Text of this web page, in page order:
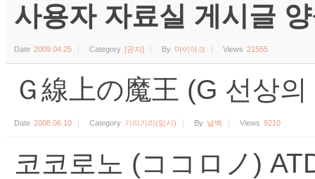
사용자 자료실 게시글
Date 2009.04.25 Category [공지] By 마이아크 Views 21555
Ｇ線上の魔王 (G 선상
Date 2008.06.10 Category 기리기리(임시) By 널백 Views 9210
코코로노 (ココロノ)